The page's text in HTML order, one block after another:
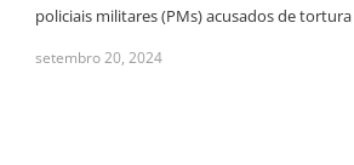
policiais militares (PMs) acusados de
setembro 20, 2024